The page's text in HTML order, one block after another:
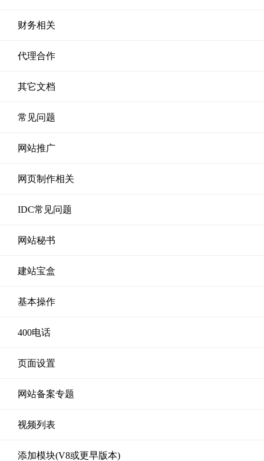
财务相关
代理合作
其它文档
常见问题
网站推广
网页制作相关
IDC常见问题
网站秘书
建站宝盒
基本操作
400电话
页面设置
网站备案专题
视频列表
添加模块(V8或更早版本)